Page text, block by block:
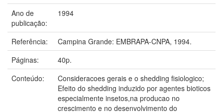
Ano de
publicação:
1994
Referência:
Campina Grande: EMBRAPA-CNPA, 1994.
Páginas:
40p.
Conteúdo:
Consideracoes gerais e o shedding fisiologico;
Efeito do shedding induzido por agentes bioticos
especialmente insetos,na producao no
crescimento e no desenvolvimento do